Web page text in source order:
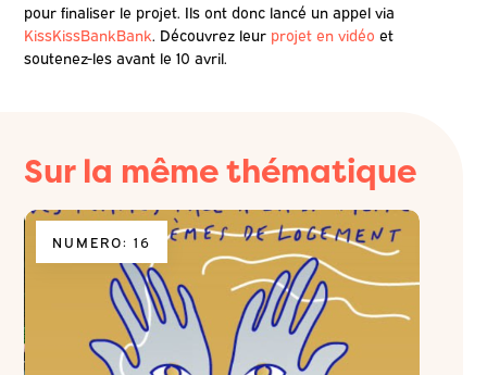
pour finaliser le projet. Ils ont donc lancé un appel via
KissKissBankBank. Découvrez leur projet en vidéo et
soutenez-les avant le 10 avril.
Sur la même thématique
NUMERO: 16